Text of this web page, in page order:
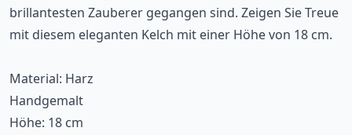
brillantesten Zauberer gegangen sind. Zeigen Sie Treue
mit diesem eleganten Kelch mit einer Höhe von 18 cm.
Material: Harz
Handgemalt
Höhe: 18 cm